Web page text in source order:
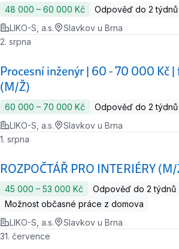
48 000 ‍–‍ 60 000 Kč
Odpověď do 2 týdnů
LIKO-S, a.s.
Slavkov u Brna
Procesní inženýr | 60 - 70 000 Kč
(M/Ž)
2. srpna
60 000 ‍–‍ 70 000 Kč
Odpověď do 2 týdnů
LIKO-S, a.s.
Slavkov u Brna
ROZPOČTÁŘ PRO INTERIÉRY
1. srpna
45 000 ‍–‍ 53 000 Kč
Odpověď do 2 týdnů
Možnost občasné práce z domova
LIKO-S, a.s.
Slavkov u Brna
31. července